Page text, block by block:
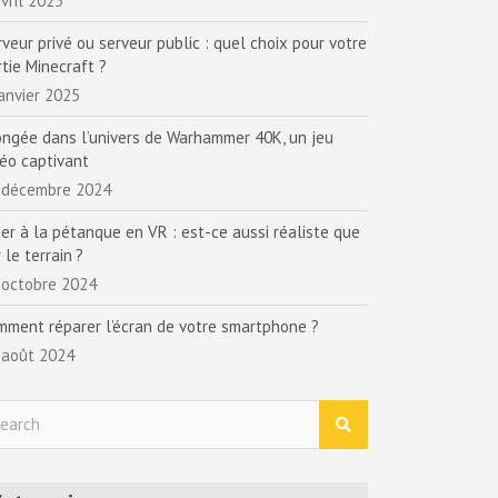
privé ou serveur public : quel choix pour votre
Minecraft ?
2025
dans l’univers de Warhammer 40K, un jeu
captivant
2024
à la pétanque en VR : est-ce aussi réaliste que
le terrain ?
2024
réparer l’écran de votre smartphone ?
2024